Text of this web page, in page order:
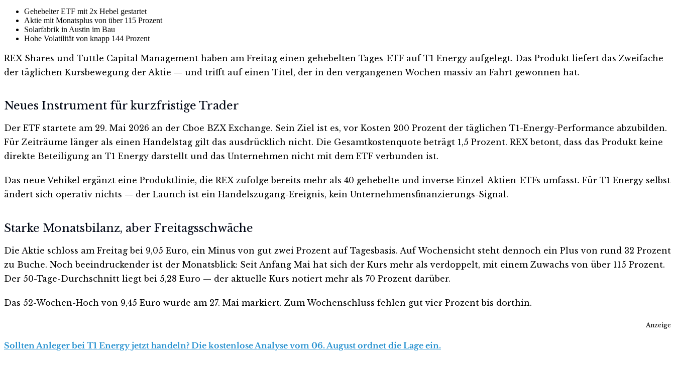
Gehebelter ETF mit 2x Hebel gestartet
Aktie mit Monatsplus von über 115 Prozent
Solarfabrik in Austin im Bau
Hohe Volatilität von knapp 144 Prozent
REX Shares und Tuttle Capital Management haben am Freitag einen gehebelten Tages-ETF auf T1 Energy aufgelegt. Das Produkt liefert das Zweifache
der täglichen Kursbewegung der Aktie — und trifft auf einen Titel, der in den vergangenen Wochen massiv an Fahrt gewonnen hat.
Neues Instrument für kurzfristige Trader
Der ETF startete am 29. Mai 2026 an der Cboe BZX Exchange. Sein Ziel ist es, vor Kosten 200 Prozent der täglichen T1-Energy-Performance abzubilden.
Für Zeiträume länger als einen Handelstag gilt das ausdrücklich nicht. Die Gesamtkostenquote beträgt 1,5 Prozent. REX betont, dass das Produkt keine
direkte Beteiligung an T1 Energy darstellt und das Unternehmen nicht mit dem ETF verbunden ist.
Das neue Vehikel ergänzt eine Produktlinie, die REX zufolge bereits mehr als 40 gehebelte und inverse Einzel-Aktien-ETFs umfasst. Für T1 Energy selbst
ändert sich operativ nichts — der Launch ist ein Handelszugang-Ereignis, kein Unternehmensfinanzierungs-Signal.
Starke Monatsbilanz, aber Freitagsschwäche
Die Aktie schloss am Freitag bei 9,05 Euro, ein Minus von gut zwei Prozent auf Tagesbasis. Auf Wochensicht steht dennoch ein Plus von rund 32 Prozent
zu Buche. Noch beeindruckender ist der Monatsblick: Seit Anfang Mai hat sich der Kurs mehr als verdoppelt, mit einem Zuwachs von über 115 Prozent.
Der 50-Tage-Durchschnitt liegt bei 5,28 Euro — der aktuelle Kurs notiert mehr als 70 Prozent darüber.
Das 52-Wochen-Hoch von 9,45 Euro wurde am 27. Mai markiert. Zum Wochenschluss fehlen gut vier Prozent bis dorthin.
Anzeige
Sollten Anleger bei T1 Energy jetzt handeln? Die kostenlose Analyse vom 06. August ordnet die Lage ein.